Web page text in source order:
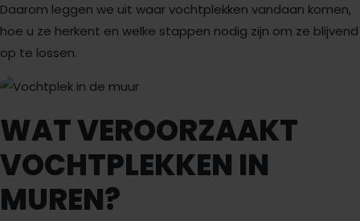
Over ons
ANALYSE AANVRAGEN
Daarom leggen we uit waar vochtplekken vandaan komen,
hoe u ze herkent en welke stappen nodig zijn om ze blijvend
op te lossen.
WAT VEROORZAAKT
VOCHTPLEKKEN IN
MUREN?